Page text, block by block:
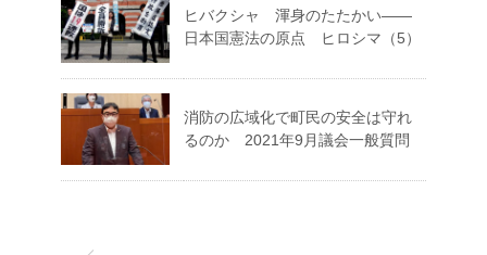
ヒバクシャ 渾身のたたかい――
日本国憲法の原点 ヒロシマ（5）
消防の広域化で町民の安全は守れ
るのか 2021年9月議会一般質問